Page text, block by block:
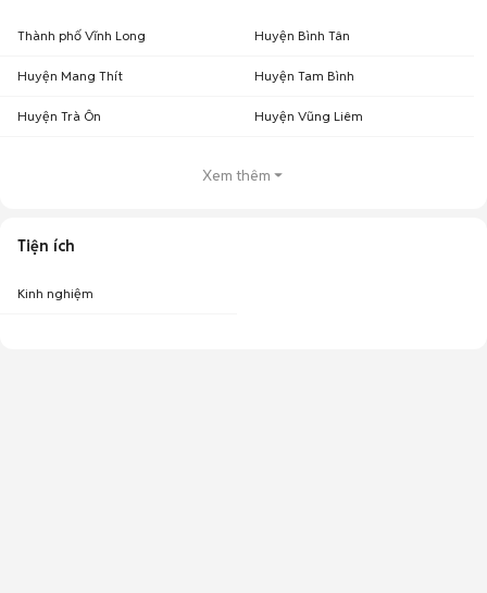
Thành phố Vĩnh Long Huyện Bình Tân
Huyện Mang Thít Huyện Tam Bình
Huyện Trà Ôn Huyện Vũng Liêm
Xem thêm
Tiện ích
Kinh nghiệm